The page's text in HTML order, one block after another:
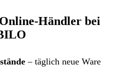
Händler bei
– täglich neue Ware